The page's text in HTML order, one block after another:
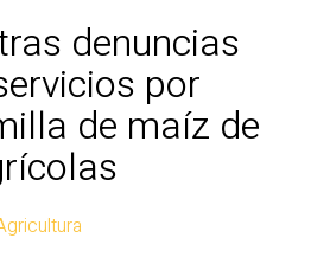
denuncias
por
de maíz de